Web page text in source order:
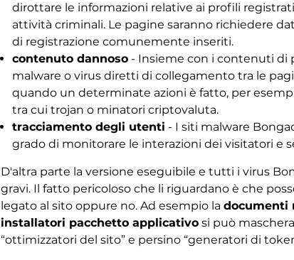
dirottare le informazioni relative ai profili
attività criminali. Le pagine saranno richiedere
di registrazione comunemente inseriti.
contenuto dannoso - Insieme con i contenuti di
malware o virus diretti di collegamento tra le
quando un determinate azioni è fatto, per
tra cui trojan o minatori criptovaluta.
tracciamento degli utenti - I siti malware
grado di monitorare le interazioni dei visitatori e
D'altra parte la versione eseguibile e tutti i virus
gravi. Il fatto pericoloso che li riguardano è che
legato al sito oppure no. Ad esempio la documenti
installatori pacchetto applicativo si può
“ottimizzatori del sito” e persino “generatori di